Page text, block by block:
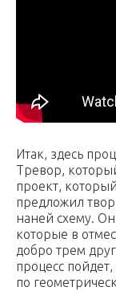
Итак, здесь
Тревор,
проект,
предложил
наней схему.
которые в
добро трем
процесс
по